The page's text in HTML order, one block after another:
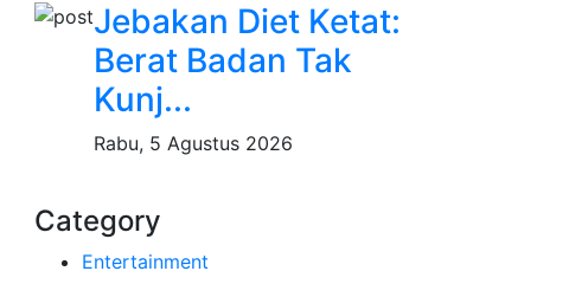
Jebakan Diet Ketat:
Berat Badan Tak
Kunj...
Rabu, 5 Agustus 2026
Category
Entertainment